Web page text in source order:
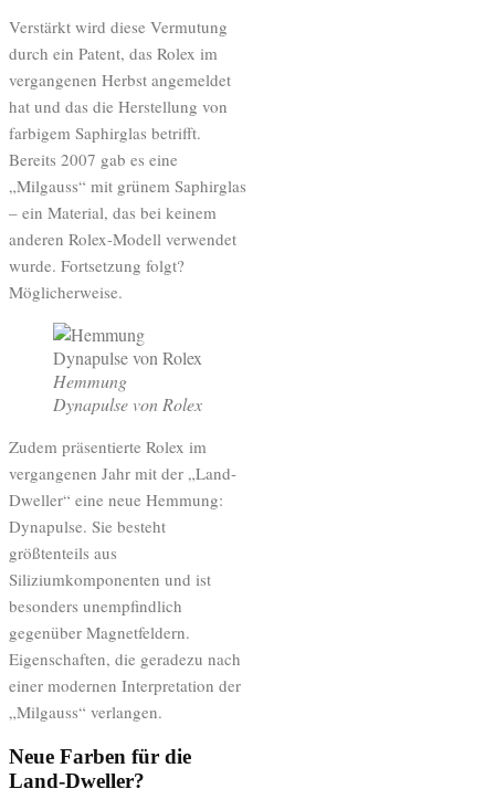
Verstärkt wird diese Vermutung
durch ein Patent, das Rolex im
vergangenen Herbst angemeldet
hat und das die Herstellung von
farbigem Saphirglas betrifft.
Bereits 2007 gab es eine
„Milgauss“ mit grünem Saphirglas
– ein Material, das bei keinem
anderen Rolex-Modell verwendet
wurde. Fortsetzung folgt?
Möglicherweise.
Hemmung
Dynapulse von Rolex
Zudem präsentierte Rolex im
vergangenen Jahr mit der „Land-
Dweller“ eine neue Hemmung:
Dynapulse. Sie besteht
größtenteils aus
Siliziumkomponenten und ist
besonders unempfindlich
gegenüber Magnetfeldern.
Eigenschaften, die geradezu nach
einer modernen Interpretation der
„Milgauss“ verlangen.
Neue Farben für die
Land-Dweller?